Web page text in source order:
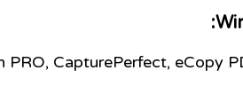
PRO, CapturePerfect, eCopy